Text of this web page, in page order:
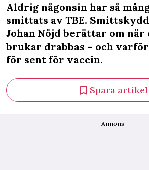
Aldrig någonsin har så
smittats av TBE.
Johan Nöjd berättar om när
brukar drabbas – och
för sent för vaccin.
Spara artikel
Annons